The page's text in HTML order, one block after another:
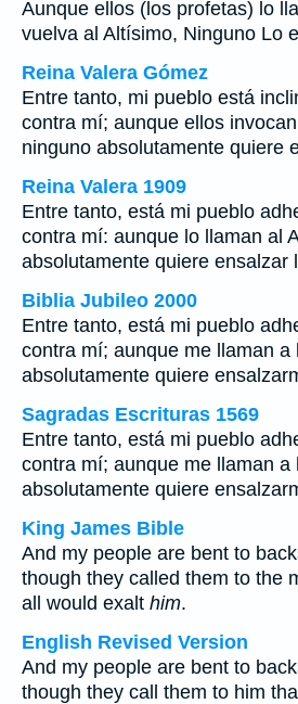
Aunque ellos (los profetas) lo
vuelva al Altísimo, Ninguno Lo
Reina Valera Gómez
Entre tanto, mi pueblo está
contra mí; aunque ellos
ninguno absolutamente quiere
Reina Valera 1909
Entre tanto, está mi pueblo
contra mí: aunque lo llaman al
absolutamente quiere ensalzar
Biblia Jubileo 2000
Entre tanto, está mi pueblo
contra mí; aunque me llaman a
absolutamente quiere
Sagradas Escrituras 1569
Entre tanto, está mi pueblo
contra mí; aunque me llaman a
absolutamente quiere
King James Bible
And my people are bent to
though they called them to the
all would exalt him.
English Revised Version
And my people are bent to
though they call them to him